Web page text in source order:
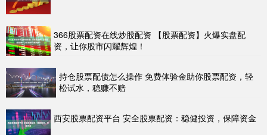
366股票配资在线炒股配资 【股票配资】火爆实盘配
资，让你股市闪耀辉煌！
持仓股票配债怎么操作 免费体验金助你股票配资，轻
松试水，稳赚不赔
西安股票配资平台 安全股票配资：稳健投资，保障资金